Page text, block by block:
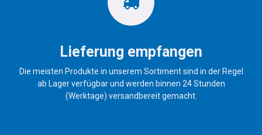
Lieferung empfangen
Die meisten Produkte in unserem Sortiment sind in der Regel
ab Lager verfügbar und werden binnen 24 Stunden
(Werktage) versandbereit gemacht.